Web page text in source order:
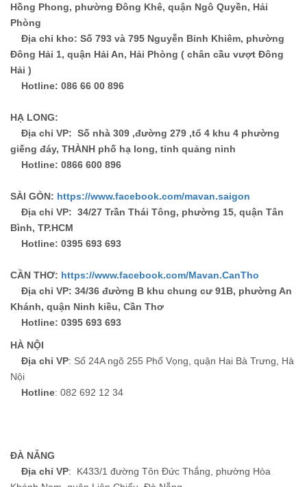
Hồng Phong, phường Đông Khê, quận Ngô Quyền, Hải
Phòng
Địa chỉ kho: Số 793 và 795 Nguyễn Bỉnh Khiêm, phường
Đông Hải 1, quận Hải An, Hải Phòng ( chân cầu vượt Đông
Hải )
Hotline: 086 66 00 896
HẠ LONG:
Địa chỉ VP: Số nhà 309 ,đường 279 ,tổ 4 khu 4 phường
giếng đáy, THÀNH phố hạ long, tỉnh quảng ninh
Hotline: 0866 600 896
SÀI GÒN: https://www.facebook.com/mavan.saigon
Địa chỉ VP: 34/27 Trần Thái Tông, phường 15, quận Tân
Bình, TP.HCM
Hotline: 0395 693 693
CẦN THƠ: https://www.facebook.com/Mavan.CanTho
Địa chỉ VP: 34/36 đường B khu chung cư 91B, phường An
Khánh, quận Ninh kiều, Cần Thơ
Hotline: 0395 693 693
HÀ NỘI
Địa chỉ VP: Số 24A ngõ 255 Phố Vọng, quận Hai Bà Trưng, Hà
Nội
Hotline: 082 692 12 34
ĐÀ NẴNG
Địa chỉ VP: K433/1 đường Tôn Đức Thắng, phường Hòa